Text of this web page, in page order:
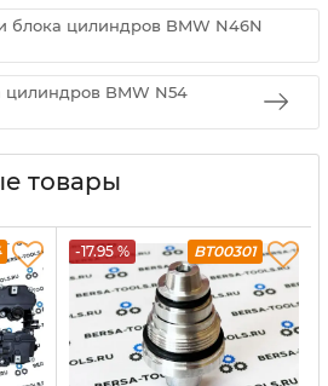
блока цилиндров BMW N46N
цилиндров BMW N54
товары
-17.95 % BT00301